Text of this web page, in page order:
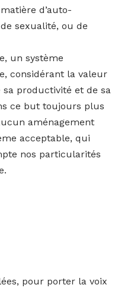
d’auto-
sexualité, ou de
un système
considérant la valeur
sa productivité et de sa
ce but toujours plus
aménagement
acceptable, qui
nos particularités
pour porter la voix